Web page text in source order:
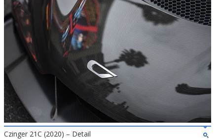
Czinger 21C (2020) – Detail